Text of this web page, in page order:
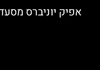
אפיק יוניברס